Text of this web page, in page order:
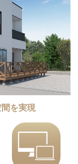
を実現